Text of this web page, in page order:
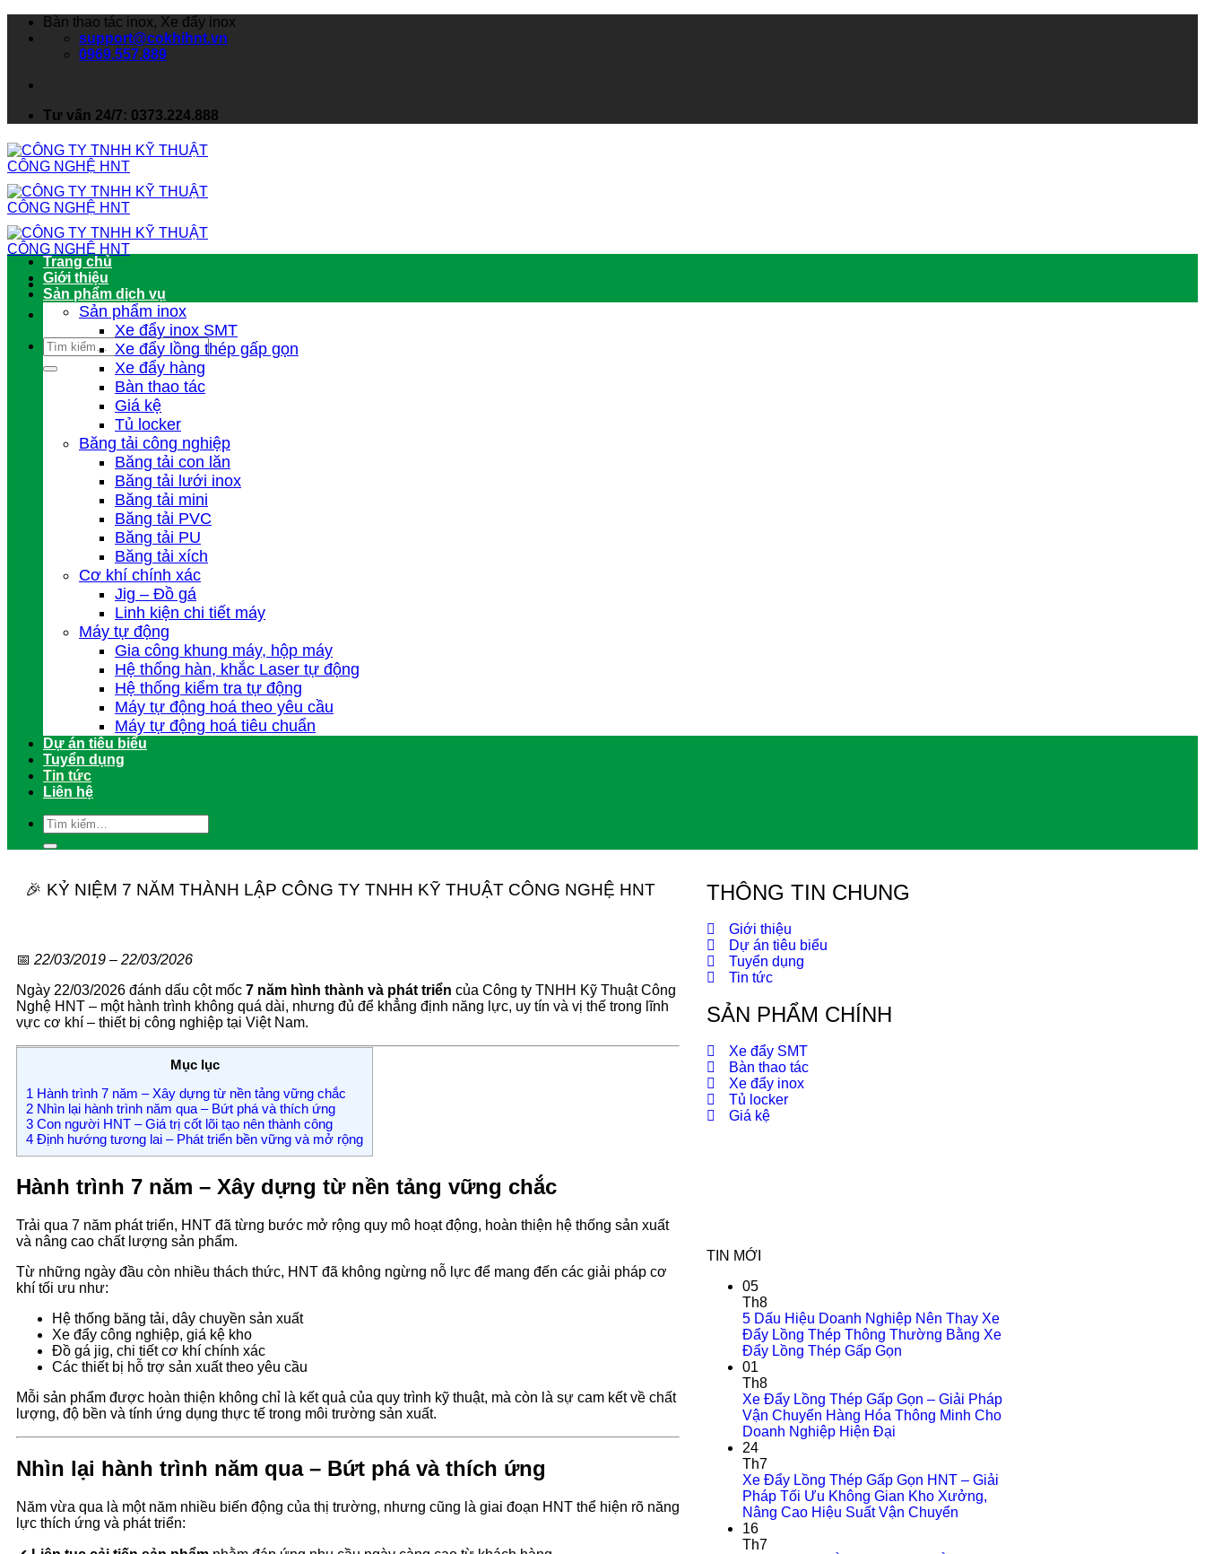
Bàn thao tác inox, Xe đẩy inox
support@cokhihnt.vn
0969.557.889
Tư vấn 24/7: 0373.224.888
Trang chủ
Giới thiệu
Sản phẩm dịch vụ
Sản phẩm inox
Xe đẩy inox SMT
Xe đẩy lồng thép gấp gọn
Xe đẩy hàng
Bàn thao tác
Giá kệ
Tủ locker
Băng tải công nghiệp
Băng tải con lăn
Băng tải lưới inox
Băng tải mini
Băng tải PVC
Băng tải PU
Băng tải xích
Cơ khí chính xác
Jig – Đồ gá
Linh kiện chi tiết máy
Máy tự động
Gia công khung máy, hộp máy
Hệ thống hàn, khắc Laser tự động
Hệ thống kiểm tra tự động
Máy tự động hoá theo yêu cầu
Máy tự động hoá tiêu chuẩn
Dự án tiêu biểu
Tuyển dụng
Tin tức
Liên hệ
🎉 KỶ NIỆM 7 NĂM THÀNH LẬP CÔNG TY TNHH KỸ THUẬT CÔNG NGHỆ HNT
📅 22/03/2019 – 22/03/2026
Ngày 22/03/2026 đánh dấu cột mốc 7 năm hình thành và phát triển của Công ty TNHH Kỹ Thuật Công
Nghệ HNT – một hành trình không quá dài, nhưng đủ để khẳng định năng lực, uy tín và vị thế trong lĩnh
vực cơ khí – thiết bị công nghiệp tại Việt Nam.
Mục lục
1 Hành trình 7 năm – Xây dựng từ nền tảng vững chắc
2 Nhìn lại hành trình năm qua – Bứt phá và thích ứng
3 Con người HNT – Giá trị cốt lõi tạo nên thành công
4 Định hướng tương lai – Phát triển bền vững và mở rộng
Hành trình 7 năm – Xây dựng từ nền tảng vững chắc
Trải qua 7 năm phát triển, HNT đã từng bước mở rộng quy mô hoạt động, hoàn thiện hệ thống sản xuất
và nâng cao chất lượng sản phẩm.
Từ những ngày đầu còn nhiều thách thức, HNT đã không ngừng nỗ lực để mang đến các giải pháp cơ
khí tối ưu như:
Hệ thống băng tải, dây chuyền sản xuất
Xe đẩy công nghiệp, giá kệ kho
Đồ gá jig, chi tiết cơ khí chính xác
Các thiết bị hỗ trợ sản xuất theo yêu cầu
Mỗi sản phẩm được hoàn thiện không chỉ là kết quả của quy trình kỹ thuật, mà còn là sự cam kết về chất
lượng, độ bền và tính ứng dụng thực tế trong môi trường sản xuất.
Nhìn lại hành trình năm qua – Bứt phá và thích ứng
Năm vừa qua là một năm nhiều biến động của thị trường, nhưng cũng là giai đoạn HNT thể hiện rõ năng
lực thích ứng và phát triển:
THÔNG TIN CHUNG
Giới thiệu
Dự án tiêu biểu
Tuyển dụng
Tin tức
SẢN PHẨM CHÍNH
Xe đẩy SMT
Bàn thao tác
Xe đẩy inox
Tủ locker
Giá kệ
TIN MỚI
05
Th8
5 Dấu Hiệu Doanh Nghiệp Nên Thay Xe
Đẩy Lồng Thép Thông Thường Bằng Xe
Đẩy Lồng Thép Gấp Gọn
01
Th8
Xe Đẩy Lồng Thép Gấp Gọn – Giải Pháp
Vận Chuyển Hàng Hóa Thông Minh Cho
Doanh Nghiệp Hiện Đại
24
Th7
Xe Đẩy Lồng Thép Gấp Gọn HNT – Giải
Pháp Tối Ưu Không Gian Kho Xưởng,
Nâng Cao Hiệu Suất Vận Chuyển
16
Th7